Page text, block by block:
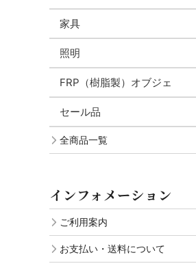
家具
照明
FRP（樹脂製）オブジェ
セール品
全商品一覧
インフォメーション
ご利用案内
お支払い・送料について